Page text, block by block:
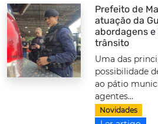
Prefeito de
atuação da
abordagens
trânsito
Uma das
possibilidade
ao pátio
agentes...
Novidades